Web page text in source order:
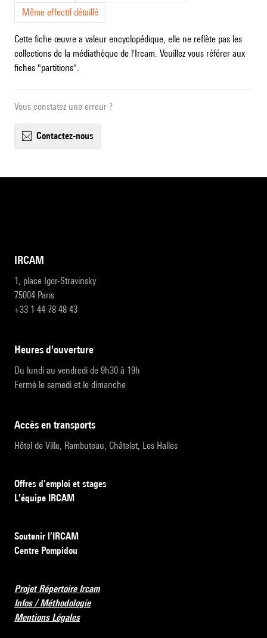
Même effectif détaillé
Cette fiche œuvre a valeur encyclopédique, elle ne reflète pas les
collections de la médiathèque de l'Ircam. Veuillez vous référer aux
fiches "partitions".
Vous constatez une erreur ?
contactez-nous
IRCAM
1, place Igor-Stravinsky
75004 Paris
+33 1 44 78 48 43
heures d'ouverture
Du lundi au vendredi de 9h30 à 19h
Fermé le samedi et le dimanche
accès en transports
Hôtel de Ville, Rambuteau, Châtelet, Les Halles
Offres d’emploi et stages
L’équipe IRCAM
Soutenir l’IRCAM
Centre Pompidou
Projet Répertoire Ircam
Infos / Méthodologie
Mentions Légales